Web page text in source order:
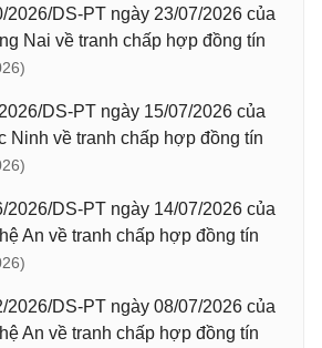
2026/DS-PT ngày 23/07/2026 của
Nai về tranh chấp hợp đồng tín
DS-PT ngày 15/07/2026 của
Ninh về tranh chấp hợp đồng tín
2026/DS-PT ngày 14/07/2026 của
An về tranh chấp hợp đồng tín
2026/DS-PT ngày 08/07/2026 của
An về tranh chấp hợp đồng tín